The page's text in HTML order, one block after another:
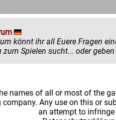
ihr all Euere Fragen einem fachkundigen
names of all or most of the
Any use on this or
an attempt to